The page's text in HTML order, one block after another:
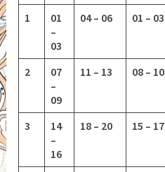
1
01
–
03
04 – 06 01 – 03
2
07
–
09
11 – 13 08 – 10
3
14
–
16
18 – 20 15 – 17